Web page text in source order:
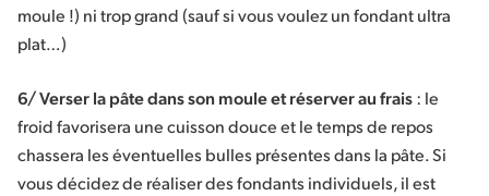
moule !) ni trop grand (sauf si vous voulez un fondant ultra
plat…)
6/ Verser la pâte dans son moule et réserver au frais: le
froid favorisera une cuisson douce et le temps de repos
chassera les éventuelles bulles présentes dans la pâte. Si
vous décidez de réaliser des fondants individuels, il est